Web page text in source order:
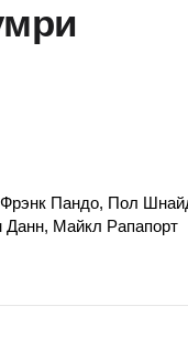
Фрэнк Пандо, Пол
Майкл Рапапорт